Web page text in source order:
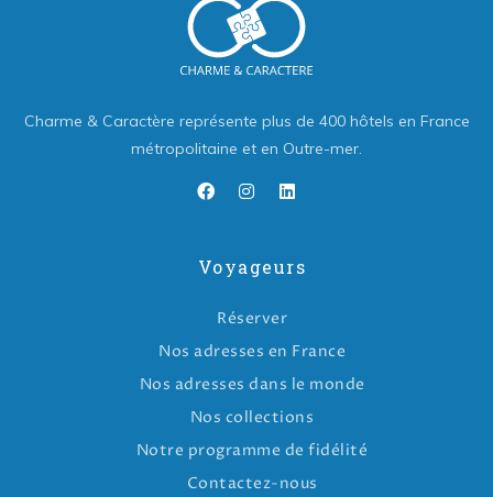
Charme & Caractère représente plus de 400 hôtels en France
métropolitaine et en Outre-mer.
Voyageurs
Réserver
Nos adresses en France
Nos adresses dans le monde
Nos collections
Notre programme de fidélité
Contactez-nous